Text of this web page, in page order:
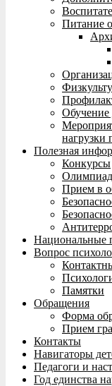
Питание
нагрузки
Полезная
Конкурсы
Прием в
Национальные
Вопрос
Памятки
Обращения
Форма
Прием
Контакты
Навигаторы
Педагоги и
Год единства